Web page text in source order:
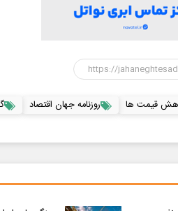
قیمت ها روزنامه جهان اقتصاد